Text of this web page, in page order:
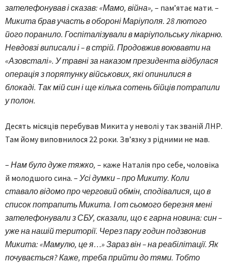
зателефонував і сказав: «Мамо, війна», – пам’ятає мати. –
Микита брав участь в обороні Маріуполя. 28 лютого
його поранило. Госпіталізували в маріупольську лікарню.
Невдовзі виписали і – в стрій. Продовжив воювавти на
«Азовсталі». У травні за наказом президента відбулася
операція з порятунку військових, які опинилися в
блокаді. Так мій син і ще кілька сотень бійців потрапили
у полон.
Десять місяців перебував Микита у неволі у так званій ЛНР.
Там йому випов­нилося 22 роки. Зв’язку з рідними не мав.
– Нам було дуже тяжко, – каже Наталія про себе, чоловіка
й молодшого сина. – Усі думки – про Микиту. Коли
ставало відомо про черговий обмін, сподівалися, що в
список потрапить Микита. І от сьомого березня мені
зателефонували з СБУ, сказали, що є гарна новина: син –
уже на нашій території. Через пару годин подзвонив
Микита: «Мамулю, це я…» Зараз він – на реабілітації. Як
почувається? Каже, треба прийти до тями. Тобто